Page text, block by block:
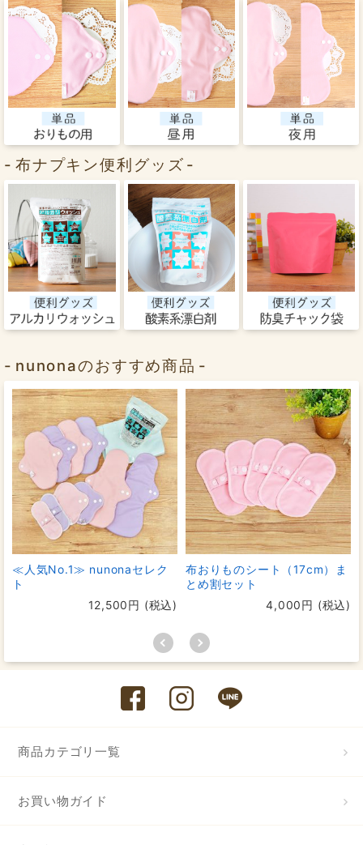
布ナプキン便利グッズ
nunonaのおすすめ商品
≪人気No.1≫ nunonaセレク
ト
12,500円 (税込)
布おりものシート（17cm）ま
とめ割セット
4,000円 (税込)
商品カテゴリ一覧
お買い物ガイド